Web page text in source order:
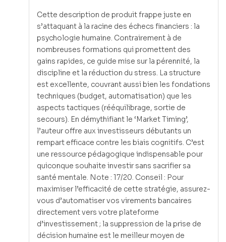
Cette description de produit frappe juste en
s’attaquant à la racine des échecs financiers : la
psychologie humaine. Contrairement à de
nombreuses formations qui promettent des
gains rapides, ce guide mise sur la pérennité, la
discipline et la réduction du stress. La structure
est excellente, couvrant aussi bien les fondations
techniques (budget, automatisation) que les
aspects tactiques (rééquilibrage, sortie de
secours). En démythifiant le ‘Market Timing’,
l’auteur offre aux investisseurs débutants un
rempart efficace contre les biais cognitifs. C’est
une ressource pédagogique indispensable pour
quiconque souhaite investir sans sacrifier sa
santé mentale. Note : 17/20. Conseil : Pour
maximiser l’efficacité de cette stratégie, assurez-
vous d’automatiser vos virements bancaires
directement vers votre plateforme
d’investissement ; la suppression de la prise de
décision humaine est le meilleur moyen de